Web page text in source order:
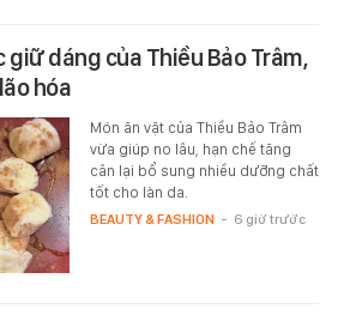
dáng của Thiều Bảo Trâm,
hóa
Món ăn vặt của Thiều Bảo Trâm
vừa giúp no lâu, hạn chế tăng
cân lại bổ sung nhiều dưỡng chất
tốt cho làn da.
BEAUTY & FASHION - 6 giờ trước